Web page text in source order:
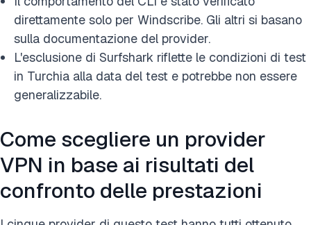
direttamente solo per Windscribe. Gli altri si basano
sulla documentazione del provider.
L'esclusione di Surfshark riflette le condizioni di test
in Turchia alla data del test e potrebbe non essere
generalizzabile.
Come scegliere un provider
VPN in base ai risultati del
confronto delle prestazioni